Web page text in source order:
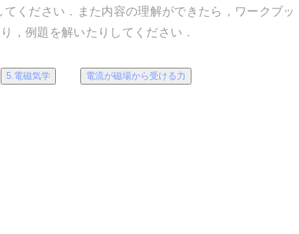
ください．また内容の理解ができたら，ワークブッ
，例題を解いたりしてください．
5.電磁気学 電流が磁場から受ける力